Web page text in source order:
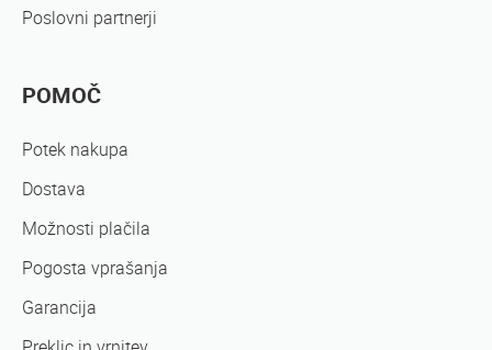
Poslovni partnerji
POMOČ
Potek nakupa
Dostava
Možnosti plačila
Pogosta vprašanja
Garancija